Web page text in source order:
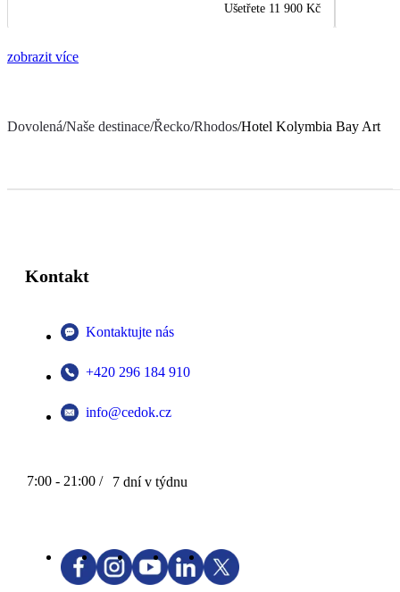
Ušetřete 11 900 Kč
zobrazit více
Dovolená/Naše destinace/Řecko/Rhodos/Hotel Kolymbia Bay Art
Kontakt
Kontaktujte nás
+420 296 184 910
info@cedok.cz
7:00 - 21:00 / 7 dní v týdnu